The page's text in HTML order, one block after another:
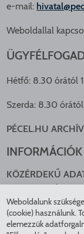
e-mail:
Weboldallal
Hétfő: 8.30 órától
Szerda: 8.30
PÉCEL.HU
INFORMÁCIÓK
KÖZÉRDEKŰ
KÖZLEKEDÉS
ADATKEZELÉS
Weboldalunk
(cookie) használunk.
elemezzük